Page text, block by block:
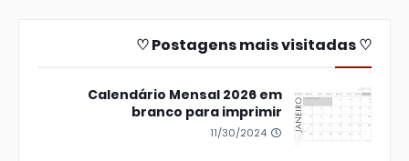
♡ Postagens mais visitadas ♡
Calendário Mensal 2026 em
branco para imprimir
11/30/2024